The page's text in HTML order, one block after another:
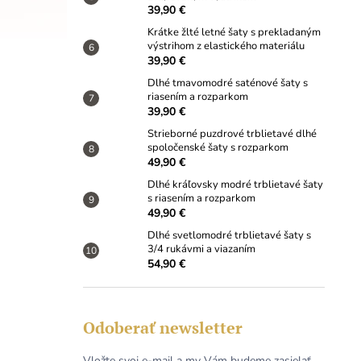
39,90 €
Krátke žlté letné šaty s prekladaným
výstrihom z elastického materiálu
39,90 €
Dlhé tmavomodré saténové šaty s
riasením a rozparkom
39,90 €
Strieborné puzdrové trblietavé dlhé
spoločenské šaty s rozparkom
49,90 €
Dlhé kráľovsky modré trblietavé šaty
s riasením a rozparkom
49,90 €
Dlhé svetlomodré trblietavé šaty s
3/4 rukávmi a viazaním
54,90 €
Odoberať newsletter